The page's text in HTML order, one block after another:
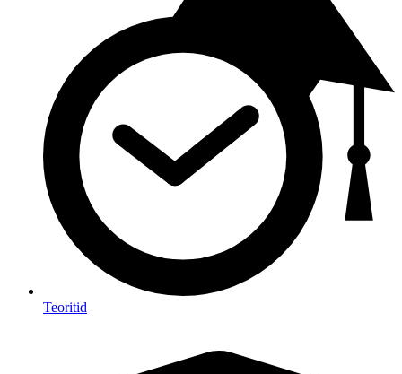
Teoritid